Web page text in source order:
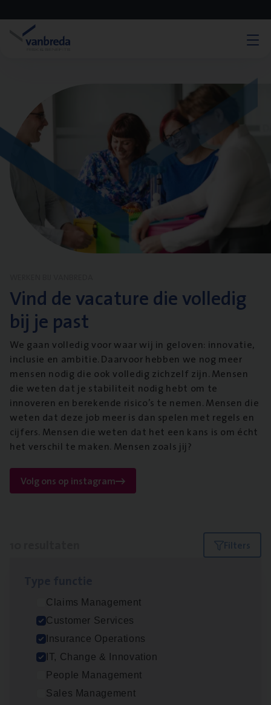
Vind de vacature die volledig
bij je past
We gaan volledig voor waar wij in geloven: innovatie,
inclusie en ambitie. Daarvoor hebben we nog meer
mensen nodig die ook volledig zichzelf zijn. Mensen
die weten dat je stabiliteit nodig hebt om te
innoveren en berekende risico’s te nemen. Mensen die
weten dat deze job meer is dan spelen met regels en
cijfers. Mensen die weten dat het een kans is om écht
het verschil te maken. Mensen zoals jij?
Volg ons op instagram
Filters
Claims Management
Customer Services
Insurance Operations
IT, Change & Innovation
People Management
Sales Management
(Agi­le)ITPro­ject Manager
IT, Change & Innovation
Antwerpen
Advisor/​Configuratie ana­lyst Part­ner in